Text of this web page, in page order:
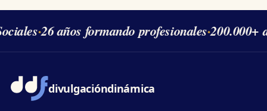
·26 años formando profesionales·200.000+
divulgacióndinámica